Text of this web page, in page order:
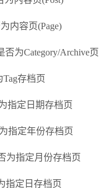
内容页(Page)
否为Category/Archive页
Tag存档页
指定日期存档页
指定年份存档页
为指定月份存档页
指定日存档页